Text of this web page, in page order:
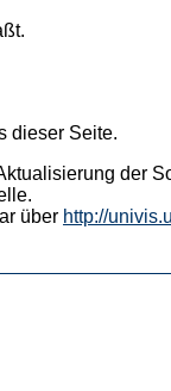
dieser Seite.
der
über http://